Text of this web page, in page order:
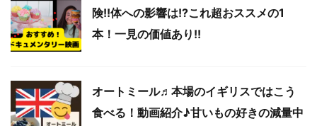
険!!体への影響は!?これ超おススメの1
本！一見の価値あり!!
オートミール♬本場のイギリスではこう
食べる！動画紹介♪甘いもの好きの減量中